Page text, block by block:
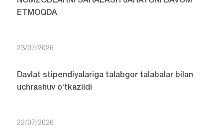
ETMOQDA
23/07/2026
Davlat stipendiyalariga talabgor talabalar bilan
uchrashuv o‘tkazildi
22/07/2026